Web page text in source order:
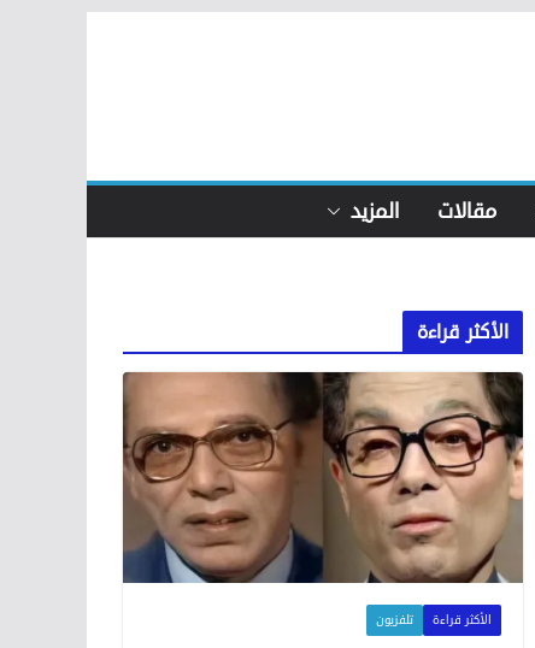
مقالات المزيد
الأكثر قراءة
الأكثر قراءة تلفزيون